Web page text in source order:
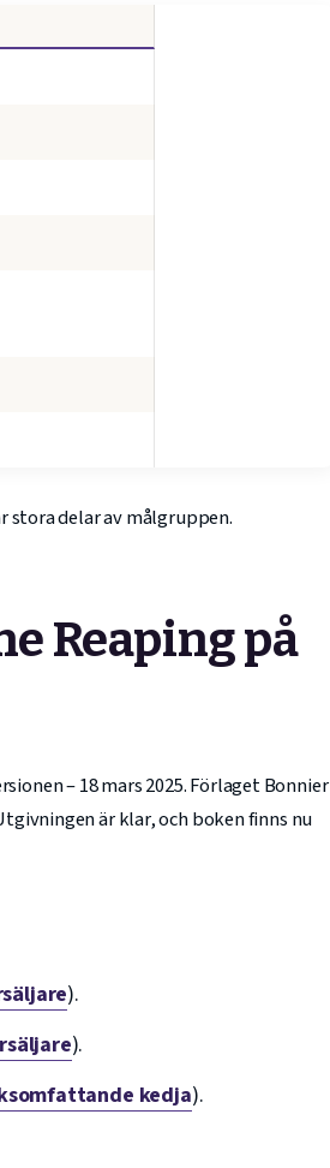
stora delar av målgruppen.
Reaping på
– 18 mars 2025. Förlaget Bonnier
är klar, och boken finns nu
).
).
kedja).